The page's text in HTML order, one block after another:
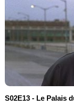
S02E13 - Le Palais